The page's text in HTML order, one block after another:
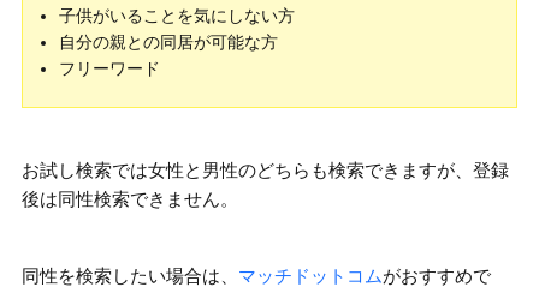
子供がいることを気にしない方
自分の親との同居が可能な方
フリーワード
お試し検索では女性と男性のどちらも検索できますが、 登録
後は同性検索できません。
同性を検索したい場合は、 マッチドットコムがおすすめで